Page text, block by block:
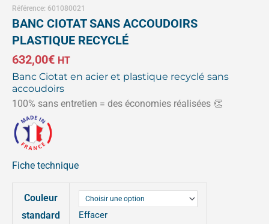
Référence: 601080021
BANC CIOTAT SANS ACCOUDOIRS
PLASTIQUE RECYCLÉ
632,00€ HT
Banc Ciotat en acier et plastique recyclé sans
accoudoirs
100% sans entretien = des économies réalisées 👏
Fiche technique
Couleur
standard
Effacer
de
BANC